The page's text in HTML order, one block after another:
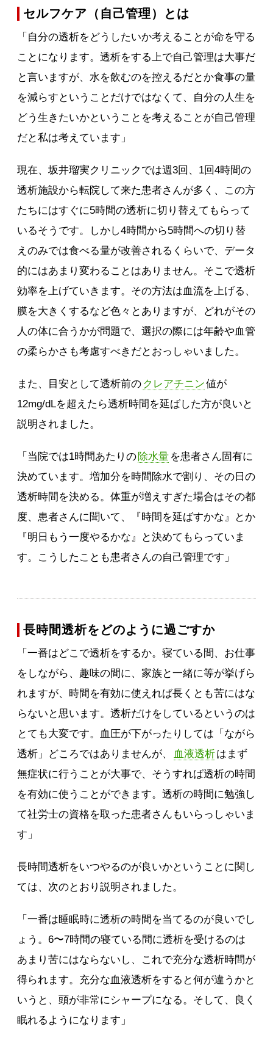
セルフケア（自己管理）とは
「自分の透析をどうしたいか考えることが命を守る
ことになります。透析をする上で自己管理は大事だ
と言いますが、水を飲むのを控えるだとか食事の量
を減らすということだけではなくて、自分の人生を
どう生きたいかということを考えることが自己管理
だと私は考えています」
現在、坂井瑠実クリニックでは週3回、1回4時間の
透析施設から転院して来た患者さんが多く、この方
たちにはすぐに5時間の透析に切り替えてもらって
いるそうです。しかし4時間から5時間への切り替
えのみでは食べる量が改善されるくらいで、データ
的にはあまり変わることはありません。そこで透析
効率を上げていきます。その方法は血流を上げる、
膜を大きくするなど色々とありますが、どれがその
人の体に合うかが問題で、選択の際には年齢や血管
の柔らかさも考慮すべきだとおっしゃいました。
また、目安として透析前の クレアチニン値が
12mg/dLを超えたら透析時間を延ばした方が良いと
説明されました。
「当院では1時間あたりの 除水量 を患者さん固有に
決めています。増加分を時間除水で割り、その日の
透析時間を決める。体重が増えすぎた場合はその都
度、患者さんに聞いて、『時間を延ばすかな』とか
『明日もう一度やるかな』と決めてもらっていま
す。こうしたことも患者さんの自己管理です」
長時間透析をどのように過ごすか
「一番はどこで透析をするか。寝ている間、お仕事
をしながら、趣味の間に、家族と一緒に等が挙げら
れますが、時間を有効に使えれば長くとも苦にはな
らないと思います。透析だけをしているというのは
とても大変です。血圧が下がったりしては「ながら
透析」どころではありませんが、
血液透析はまず
無症状に行うことが大事で、そうすれば透析の時間
を有効に使うことができます。透析の時間に勉強し
て社労士の資格を取った患者さんもいらっしゃいま
す」
長時間透析をいつやるのが良いかということに関し
ては、次のとおり説明されました。
「一番は睡眠時に透析の時間を当てるのが良いでし
ょう。6〜7時間の寝ている間に透析を受けるのは
あまり苦にはならないし、これで充分な透析時間が
得られます。充分な血液透析をすると何が違うかと
いうと、頭が非常にシャープになる。そして、良く
眠れるようになります」